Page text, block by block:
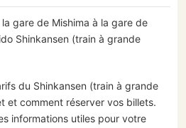
gare de Mishima à la gare de
Shinkansen (train à grande
du Shinkansen (train à grande
et comment réserver vos billets.
informations utiles pour votre